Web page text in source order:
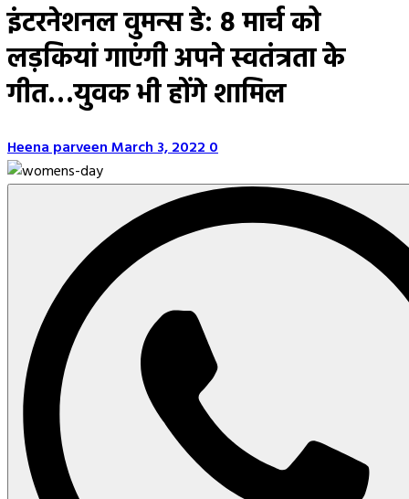
इंटरनेशनल वुमन्स डे: 8 मार्च को
लड़कियां गाएंगी अपने स्वतंत्रता के
गीत…युवक भी होंगे शामिल
Heena parveenMarch 3, 20220